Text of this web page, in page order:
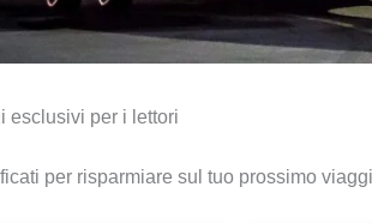
esclusivi per i lettori
per risparmiare sul tuo prossimo